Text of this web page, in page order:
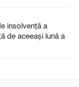
insolvenţă a
de aceeași lună a